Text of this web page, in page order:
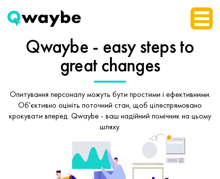
Qwaybe - easy stepsto
great changes
Опитування персоналу можуть бути простими і ефективними.
Об'єктивно оцініть поточний стан, щоб цілеспрямовано
крокувати вперед. Qwaybe - ваш надійний помічник на цьому
шляху.